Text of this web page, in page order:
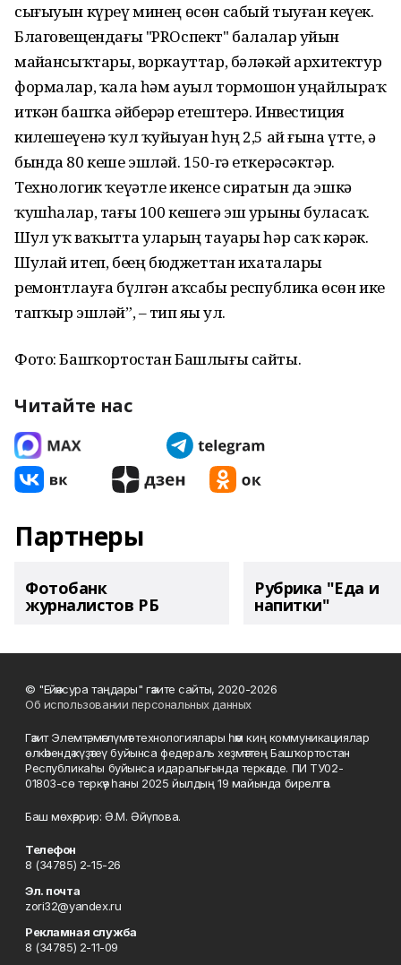
сығыуын күреү минең өсөн сабый тыуған кеүек.
Благовещендағы "PROспект" балалар уйын
майҙансыҡтары, воркауттар, бәләкәй архитектур
формалар, ҡала һәм ауыл тормошон уңайлыраҡ
иткән башҡа әйберҙәр етештерә. Инвестиция
килешеүенә ҡул ҡуйыуҙан һуң 2,5 ай ғына үтте, ә
бында 80 кеше эшләй. 150-гә еткерәсәктәр.
Технологик ҡеүәтле икенсе сиратын да эшкә
ҡушһалар, тағы 100 кешегә эш урыны буласаҡ.
Шул уҡ ваҡытта уларҙың тауары һәр саҡ кәрәк.
Шулай итеп, беҙҙең бюджеттан ихаталарҙы
ремонтлауға бүлгән аҡсабыҙ республика өсөн ике
тапҡыр эшләй”, – тип яҙҙы ул.
Фото: Башҡортостан Башлығы сайты.
Читайте нас
Партнеры
Фотобанк
журналистов РБ
Рубрика "Еда и
напитки"
© "Ейәнсура таңдары" гәзите сайты, 2020-2026
Об использовании персональных данных
Гәзит Элемтә, мәғлүмәт технологиялары һәм киң коммуникациялар
өлкәһендә күҙәтеү буйынса федераль хеҙмәттең Башҡортостан
Республикаһы буйынса идаралығында теркәлде. ПИ ТУ02-
01803-сө теркәү һаны 2025 йылдың 19 майында бирелгән.
Баш мөхәррир: Ә.М. Әйүпова.
Телефон
8 (34785) 2-15-26
Эл. почта
zori32@yandex.ru
Рекламная служба
8 (34785) 2-11-09